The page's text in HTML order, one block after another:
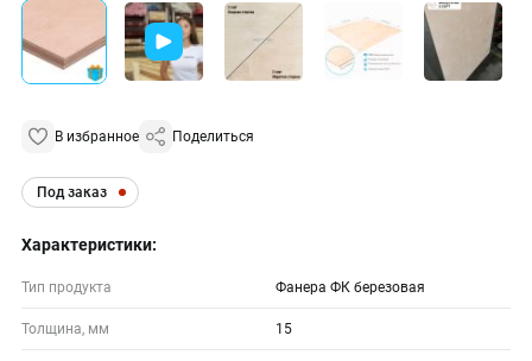
В избранное Поделиться
Под заказ
Характеристики:
Тип продукта Фанера ФК березовая
Толщина, мм 15